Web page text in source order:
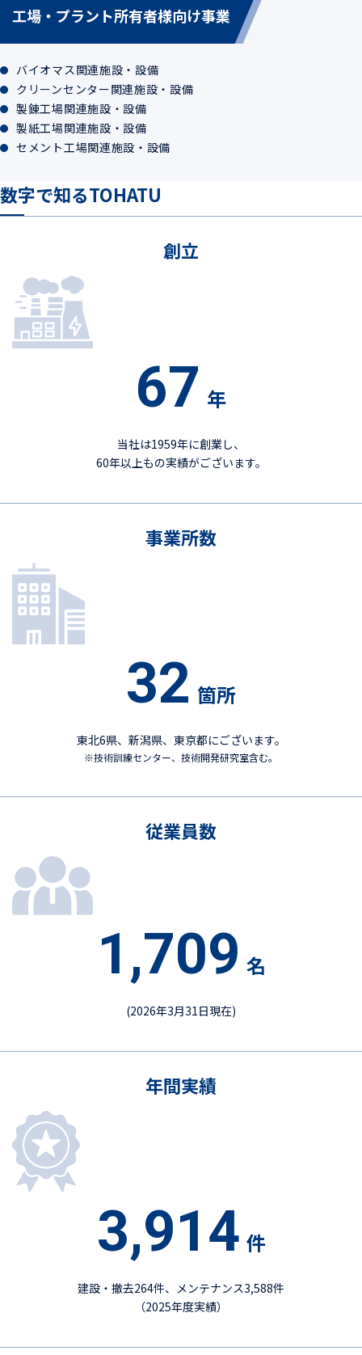
工場・プラント所有者様向け事業
バイオマス関連施設・設備
クリーンセンター関連施設・設備
製錬工場関連施設・設備
製紙工場関連施設・設備
セメント工場関連施設・設備
数字で知るTOHATU
創立
67 年
当社は1959年に創業し、
60年以上もの実績がございます。
事業所数
32 箇所
東北6県、新潟県、東京都にございます。
※技術訓練センター、技術開発研究室含む。
従業員数
1,709 名
(2026年3月31日現在)
年間実績
3,914 件
建設・撤去264件、メンテナンス3,588件
（2025年度実績）